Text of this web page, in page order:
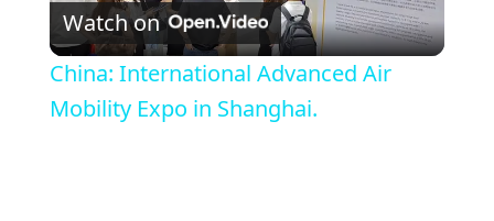
l
a
Watch on
China: International Advanced Air
Mobility Expo in Shanghai.